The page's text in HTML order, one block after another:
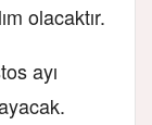
olacaktır.
ayı